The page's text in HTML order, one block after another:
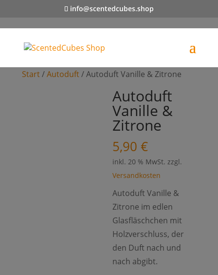
info@scentedcubes.shop
Start/Autoduft/ Autoduft Vanille & Zitrone
Autoduft
Vanille &
Zitrone
5,90€
inkl. 20 % MwSt. zzgl.
Versandkosten
Autoduft Vanille &
Zitrone im edlen
Glasfläschchen mit
Holzverschluss, der
den Duft nach und
nach abgibt.